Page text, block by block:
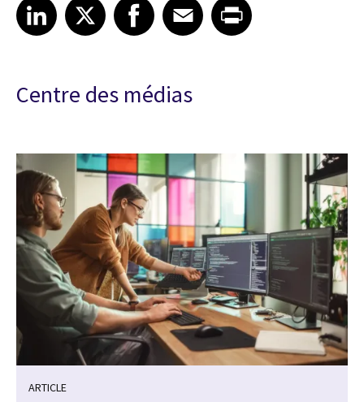
Share article on LinkedIn
LinkedIn
Share article on XShare article on Facebook
Facebook
Share article on Email
EmailShare article on Print
Centre des médias
ARTICLE